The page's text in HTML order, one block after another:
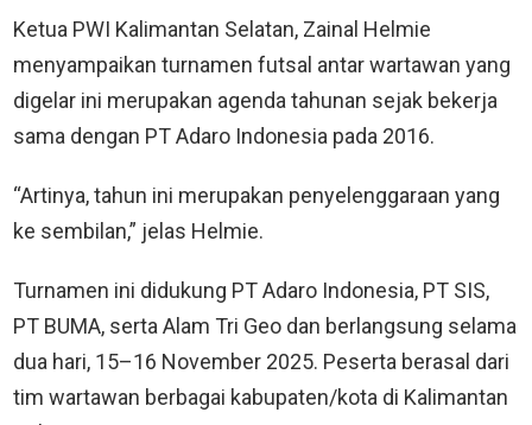
Ketua PWI Kalimantan Selatan, Zainal Helmie
menyampaikan turnamen futsal antar wartawan yang
digelar ini merupakan agenda tahunan sejak bekerja
sama dengan PT Adaro Indonesia pada 2016.
“Artinya, tahun ini merupakan penyelenggaraan yang
ke sembilan,” jelas Helmie.
Turnamen ini didukung PT Adaro Indonesia, PT SIS,
PT BUMA, serta Alam Tri Geo dan berlangsung selama
dua hari, 15–16 November 2025. Peserta berasal dari
tim wartawan berbagai kabupaten/kota di Kalimantan